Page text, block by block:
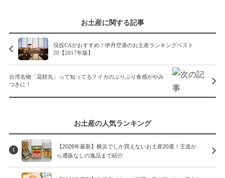
お土産に関する記事
現役CAがおすすめ！伊丹空港のお土産ランキングベスト
20【2017年版】
台湾名物「花枝丸」って知ってる？イカのぷりぷり食感がやみ
つきに！
お土産の人気ランキング
1
【2026年最新】横浜でしか買えないお土産20選！王道か
ら通販なしの逸品まで紹介